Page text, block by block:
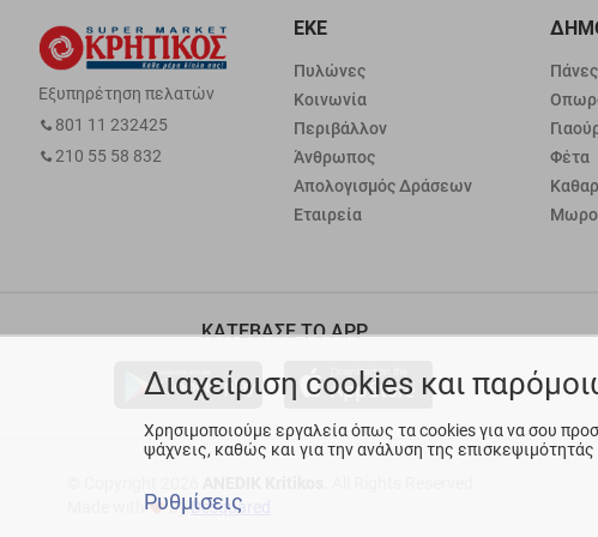
Εξυπηρέτηση πελατών
801 11 232425
210 55 58 832
ΕΚΕ
Πυλώνες
Κοινωνία
Περιβάλλον
Άνθρωπος
Απολογισμός Δράσεων
Εταιρεία
Πάνες
Φέτα
ΚΑΤΕΒΑΣΕ ΤΟ APP
Made with
byDesquared
Διαχείριση cookies και
Χρησιμοποιούμε εργαλεία όπως τα cookies για να σου
ψάχνεις, καθώς και για την ανάλυση της επισκεψιμότητάς
Ρυθμίσεις